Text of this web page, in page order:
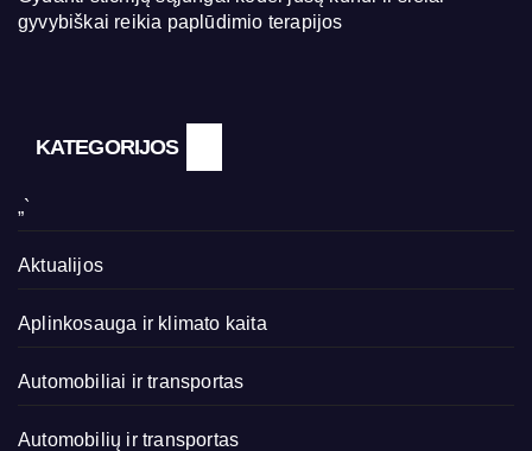
gyvybiškai reikia paplūdimio terapijos
KATEGORIJOS
„`
Aktualijos
Aplinkosauga ir klimato kaita
Automobiliai ir transportas
Automobilių ir transportas